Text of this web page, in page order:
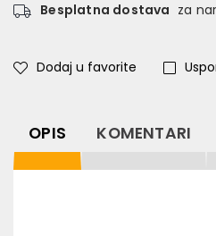
Besplatna dostava za
Dodaj u favorite
OPIS KOMENTARI